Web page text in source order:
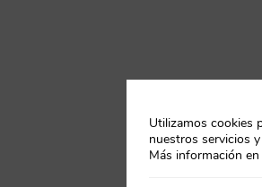
Utilizamos cookies
nuestros servicios
Más información